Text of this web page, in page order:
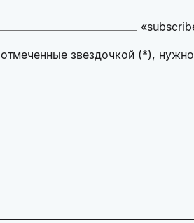
звездочкой (*), нужно